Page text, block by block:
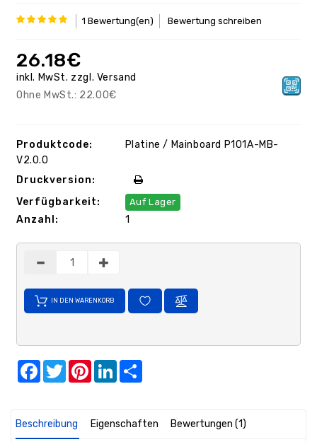
1 Bewertung(en) Bewertung schreiben
26.18€
inkl. MwSt. zzgl. Versand
Ohne MwSt.: 22.00€
Produktcode:
Platine / Mainboard P101A-MB-
V2.0.0
Druckversion:
Verfügbarkeit:
Auf Lager
Anzahl: 1
IN DEN WARENKORB
Facebook
TwitterPinterestLinkedIn
Beschreibung Eigenschaften Bewertungen (1)